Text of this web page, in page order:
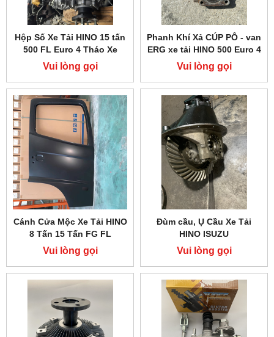
Hộp Số Xe Tải HINO 15 tấn
500 FL Euro 4 Tháo Xe
Vui lòng gọi
Phanh Khí Xả CÚP PÔ - van
ERG xe tải HINO 500 Euro 4
Vui lòng gọi
Cánh Cửa Mộc Xe Tải HINO
8 Tấn 15 Tấn FG FL
Vui lòng gọi
Đùm cầu, Ụ Cầu Xe Tải
HINO ISUZU
Vui lòng gọi